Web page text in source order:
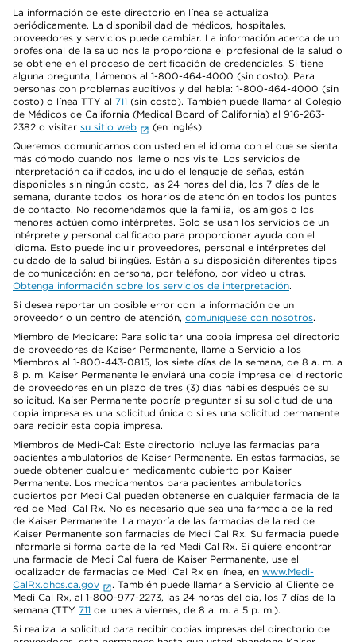
La información de este directorio en línea se actualiza
periódicamente. La disponibilidad de médicos, hospitales,
proveedores y servicios puede cambiar. La información acerca de un
profesional de la salud nos la proporciona el profesional de la salud o
se obtiene en el proceso de certificación de credenciales. Si tiene
alguna pregunta, llámenos al 1-800-464-4000 (sin costo). Para
personas con problemas auditivos y del habla: 1-800-464-4000 (sin
costo) o línea TTY al 711 (sin costo). También puede llamar al Colegio
de Médicos de California (Medical Board of California) al 916-263-
2382 o visitar su sitio web
(en inglés).
Queremos comunicarnos con usted en el idioma con el que se sienta
más cómodo cuando nos llame o nos visite. Los servicios de
interpretación calificados, incluido el lenguaje de señas, están
disponibles sin ningún costo, las 24 horas del día, los 7 días de la
semana, durante todos los horarios de atención en todos los puntos
de contacto. No recomendamos que la familia, los amigos o los
menores actúen como intérpretes. Solo se usan los servicios de un
intérprete y personal calificado para proporcionar ayuda con el
idioma. Esto puede incluir proveedores, personal e intérpretes del
cuidado de la salud bilingües. Están a su disposición diferentes tipos
de comunicación: en persona, por teléfono, por video u otras.
Obtenga información sobre los servicios de interpretación.
Si desea reportar un posible error con la información de un
proveedor o un centro de atención, comuníquese con nosotros.
Miembro de Medicare: Para solicitar una copia impresa del directorio
de proveedores de Kaiser Permanente, llame a Servicio a los
Miembros al 1-800-443-0815, los siete días de la semana, de 8 a. m. a
8 p. m. Kaiser Permanente le enviará una copia impresa del directorio
de proveedores en un plazo de tres (3) días hábiles después de su
solicitud. Kaiser Permanente podría preguntar si su solicitud de una
copia impresa es una solicitud única o si es una solicitud permanente
para recibir esta copia impresa.
Miembros de Medi-Cal: Este directorio incluye las farmacias para
pacientes ambulatorios de Kaiser Permanente. En estas farmacias, se
puede obtener cualquier medicamento cubierto por Kaiser
Permanente. Los medicamentos para pacientes ambulatorios
cubiertos por Medi Cal pueden obtenerse en cualquier farmacia de la
red de Medi Cal Rx. No es necesario que sea una farmacia de la red
de Kaiser Permanente. La mayoría de las farmacias de la red de
Kaiser Permanente son farmacias de Medi Cal Rx. Su farmacia puede
informarle si forma parte de la red Medi Cal Rx. Si quiere encontrar
una farmacia de Medi Cal fuera de Kaiser Permanente, use el
localizador de farmacias de Medi Cal Rx en línea, en www.Medi-
CalRx.dhcs.ca.gov
. También puede llamar a Servicio al Cliente de
Medi Cal Rx, al 1-800-977-2273, las 24 horas del día, los 7 días de la
semana (TTY 711 de lunes a viernes, de 8 a. m. a 5 p. m.).
Si realiza la solicitud para recibir copias impresas del directorio de